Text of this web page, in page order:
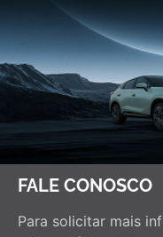
FALE CONOSCO
Para solicitar mais